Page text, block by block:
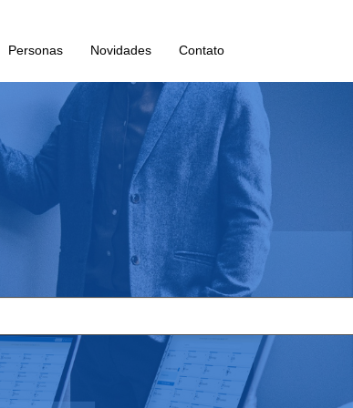
Personas Novidades Contato